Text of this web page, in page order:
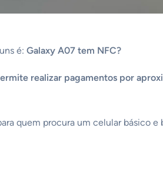
é: Galaxy A07 tem NFC?
realizar pagamentos por
quem procura um celular básico e